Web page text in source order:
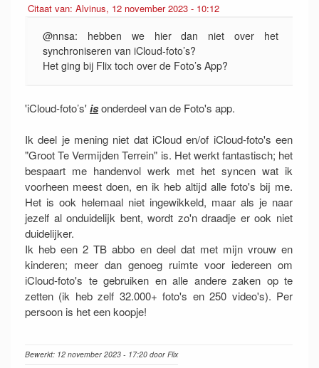
Citaat van: Alvinus, 12 november 2023 - 10:12
@nnsa: hebben we hier dan niet over het
synchroniseren van iCloud-foto’s?
Het ging bij Flix toch over de Foto’s App?
'iCloud-foto’s'isonderdeel van de Foto's app.
Ik deel je mening niet dat iCloud en/of iCloud-foto's een
"Groot Te Vermijden Terrein" is. Het werkt fantastisch; het
bespaart me handenvol werk met het syncen wat ik
voorheen meest doen, en ik heb altijd alle foto's bij me.
Het is ook helemaal niet ingewikkeld, maar als je naar
jezelf al onduidelijk bent, wordt zo'n draadje er ook niet
duidelijker.
Ik heb een 2 TB abbo en deel dat met mijn vrouw en
kinderen; meer dan genoeg ruimte voor iedereen om
iCloud-foto's te gebruiken en alle andere zaken op te
zetten (ik heb zelf 32.000+ foto's en 250 video's). Per
persoon is het een koopje!
Bewerkt: 12 november 2023 - 17:20 door Flix